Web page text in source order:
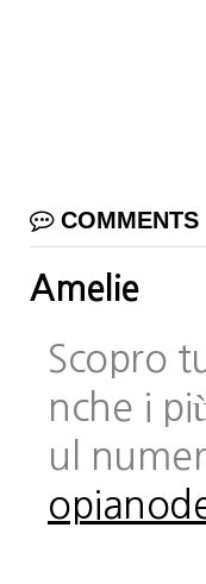
COMMENTS
Amelie
Scopro
nche i
ul